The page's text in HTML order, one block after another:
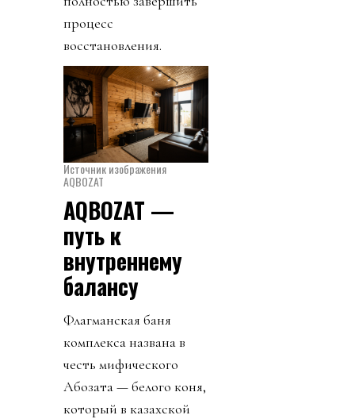
процесс
восстановления.
Источник изображения
AQBOZAT
AQBOZAT —
путь к
внутреннему
балансу
Флагманская баня
комплекса названа в
честь мифического
Ақбозата — белого коня,
который в казахской